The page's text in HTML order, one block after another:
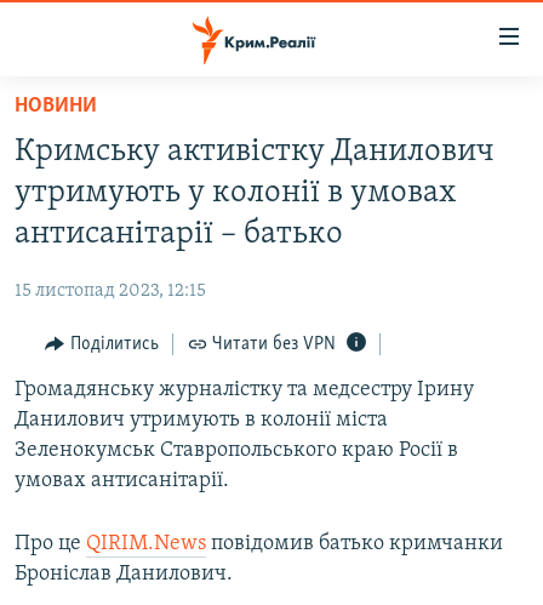
Перейти
основного
матеріалу
Перейти
до
основної
Перейти
пошуку
ВОДА.КРИМ
ВІДЕО ТА ФОТО
БЛОГИ
ПОГЛЯД
ІНТЕРВ'Ю
ВСЕ ЗА ДЕНЬ
СПЕЦПРОЕКТИ
ВІДЕОУРОКИ «ELIFBE»
Русский
НОВИНИ
Кримську активістку Данилович
утримують у колонії в умовах
антисанітарії – батько
15 листопад 2023, 12:15
Поділитись Читати без VPN
Громадянську журналістку та медсестру Ірину
Данилович утримують в колонії міста
Зеленокумськ Ставропольського краю Росії в
умовах антисанітарії.
Про це QIRIM.News повідомив батько кримчанки
Броніслав Данилович.